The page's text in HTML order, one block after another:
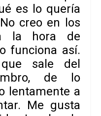
es lo quería
creo en los
la hora de
funciona así.
sale del
de lo
lentamente a
Me gusta